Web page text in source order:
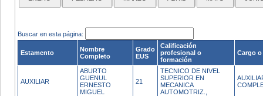
Buscar en esta página:
Estamento
Nombre
Completo
Grado
EUS
Calificación
profesional o
formación
Cargo
AUXILIAR
ABURTO
GUENUL
ERNESTO
MIGUEL
21
TECNICO DE NIVEL
SUPERIOR EN
MECANICA
AUTOMOTRIZ.,